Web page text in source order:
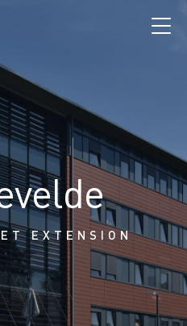
EXTENSION